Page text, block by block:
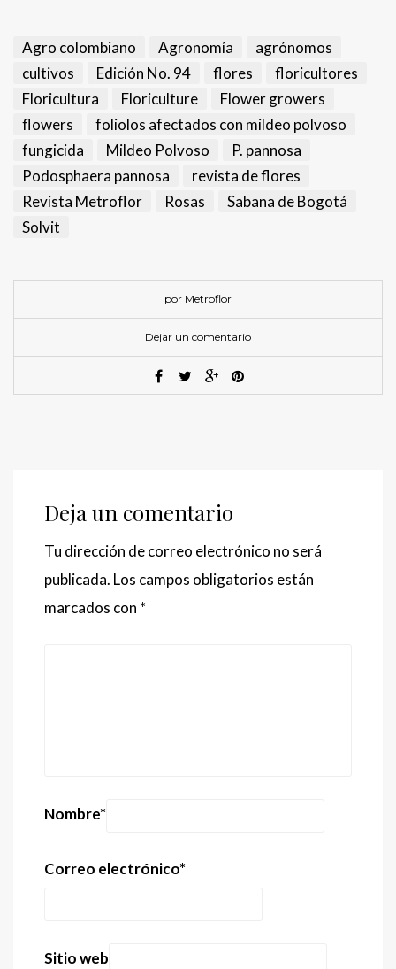
Agro colombiano Agronomía
agrónomos
cultivos
Edición No. 94 flores
floricultores
Floricultura
Floriculture
Flower growers
flowers
foliolos afectados con mildeo polvoso
fungicida
Mildeo Polvoso
P. pannosa
Podosphaera pannosa
revista de flores
Revista Metroflor
Rosas
Sabana de Bogotá
Solvit
por Metroflor
Dejar un comentario
Deja un comentario
Tu dirección de correo electrónico no será
publicada. Los campos obligatorios están
marcados con *
Nombre*
Correo electrónico*
Sitio web